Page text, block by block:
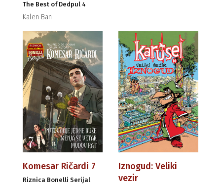
The Best of Dedpul 4
Kalen Ban
Komesar Ričardi 7
Riznica Bonelli Serijal
Iznogud: Veliki
vezir